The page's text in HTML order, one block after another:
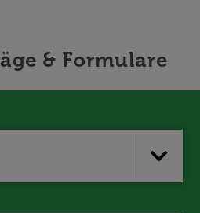
& Formulare